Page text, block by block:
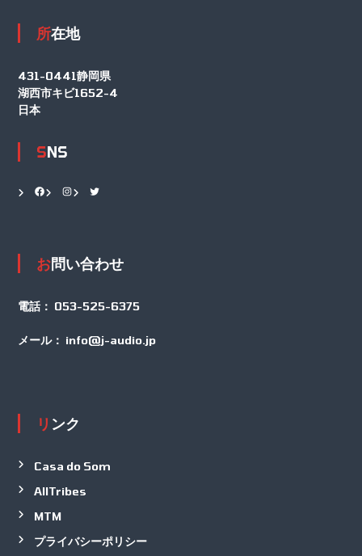
所在地
431-0441静岡県
湖西市キビ1652-4
日本
SNS
Facebook Instagram Twitter
お問い合わせ
電話： 053-525-6375
メール： info@j-audio.jp
リンク
Casa do Som
AllTribes
MTM
プライバシーポリシー